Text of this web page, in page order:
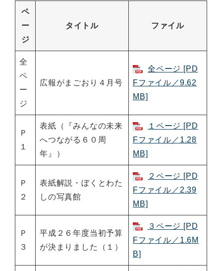
ペ
ー
ジ
タイトル ファイル
全
ペ
ー
ジ
広報がまごおり４月号
全ページ [PD
Fファイル／9.62
MB]
Ｐ
１
表紙（『みんなの未来
へつながる６０周
年』）
１ページ [PD
Fファイル／1.28
MB]
Ｐ
２
表紙解説・ぼくとわた
しの写真館
２ページ [PD
Fファイル／2.39
MB]
Ｐ
３
平成２６年度当初予算
が決まりました（１）
３ページ [PD
Fファイル／1.6M
B]